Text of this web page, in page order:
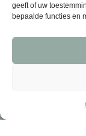
geeft of uw
bepaalde functies en